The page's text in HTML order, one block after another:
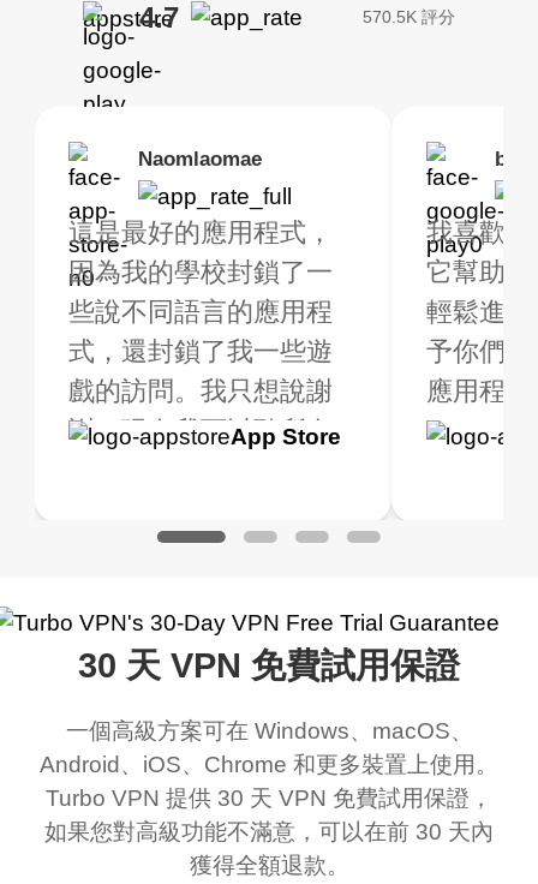
4.7 570.5K 評分
Naomlaomae
這是最好的應用程式，
因為我的學校封鎖了一
些說不同語言的應用程
式，還封鎖了我一些遊
戲的訪問。我只想說謝
謝，現在我可以聽所有
道 VPN 是什麼，但我認
在我使用它，我對這個
應用程式的好處感到驚
道這是為了支持這個驚
人的 VPN，老實說，你
應該放更多廣告來給我
們更大的範圍和更快的
App Store
我喜歡
它幫助
輕鬆進
予你們
應用程
Kirtisha Samant
最好的免費 VPN。我不
是常規 VPN 用戶，但當
我旅行時，我確實需要
一個不僅免費（因為我
只在有限的時間內使用
它），而且在連線時不
它可以隨處連線，而且
網路可供切換。毫無疑
問，是我最喜歡的。最
用免費服務以來，我到
目前為止還沒看到任何
廣告。滿分 10/10。
Google
我已經
大約2週
是一個
用程式
用，我
到高級
Brias
VPN 真的很棒！
多免費的地點可供
。我購買了高級版
得額外的福利，非
得。我測試了應用
以確保它能正常運
地的 IP 地址，並進
搜索，確實顯示我
Google
Foutrrrrrr
強烈推薦，因為我
線快速穩定。
App
30 天 VPN 免費試用保證
一個高級方案可在 Windows、macOS、
Android、iOS、Chrome 和更多裝置上使用。
Turbo VPN 提供 30 天 VPN 免費試用保證，
如果您對高級功能不滿意，可以在前 30 天內
獲得全額退款。